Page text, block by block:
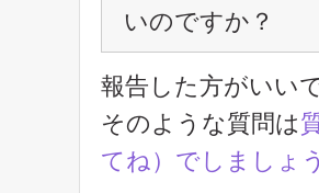
いのですか？
報告した方がいい
そのような質問は
てね）でしましょ